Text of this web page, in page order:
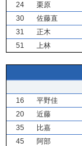
24
栗原
30
佐藤直
31
正木
51
上林
16
平野佳
20
近藤
35
比嘉
45
阿部